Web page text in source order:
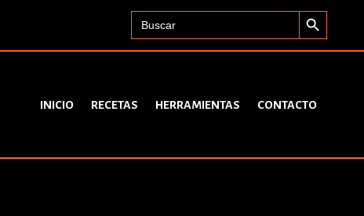
Search
for:
Search Button
INICIO RECETAS HERRAMIENTAS CONTACTO